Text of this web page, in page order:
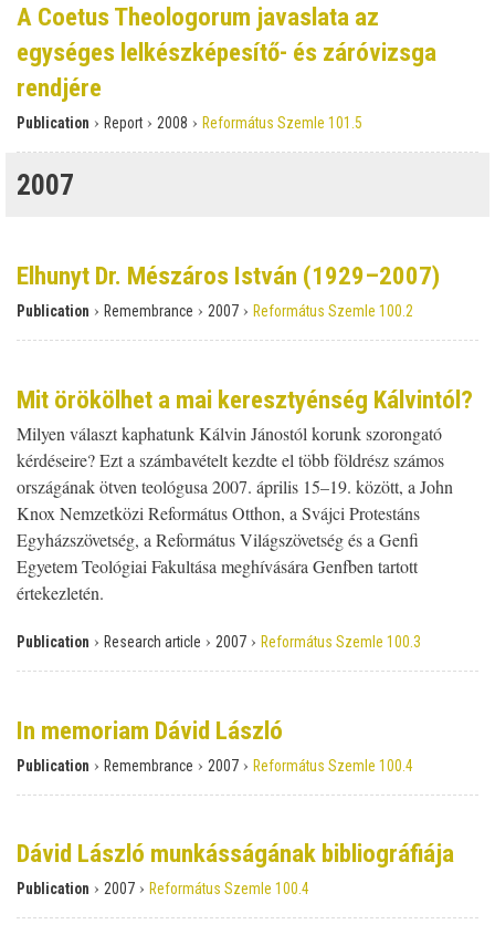
A Coetus Theologorum javaslata az
egységes lelkészképesítő- és záróvizsga
rendjére
Publication › Report › 2008 › Református Szemle 101.5
2007
Elhunyt Dr. Mészáros István (1929–2007)
Publication › Remembrance › 2007 › Református Szemle 100.2
Mit örökölhet a mai keresztyénség Kálvintól?
Milyen választ kaphatunk Kálvin Jánostól korunk szorongató
kérdéseire? Ezt a számbavételt kezdte el több földrész számos
országának ötven teológusa 2007. április 15–19. között, a John
Knox Nemzetközi Református Otthon, a Svájci Protestáns
Egyházszövetség, a Református Világszövetség és a Genfi
Egyetem Teológiai Fakultása meghívására Genfben tartott
értekezletén.
Publication › Research article › 2007 › Református Szemle 100.3
In memoriam Dávid László
Publication › Remembrance › 2007 › Református Szemle 100.4
Dávid László munkásságának bibliográfiája
Publication › 2007 › Református Szemle 100.4